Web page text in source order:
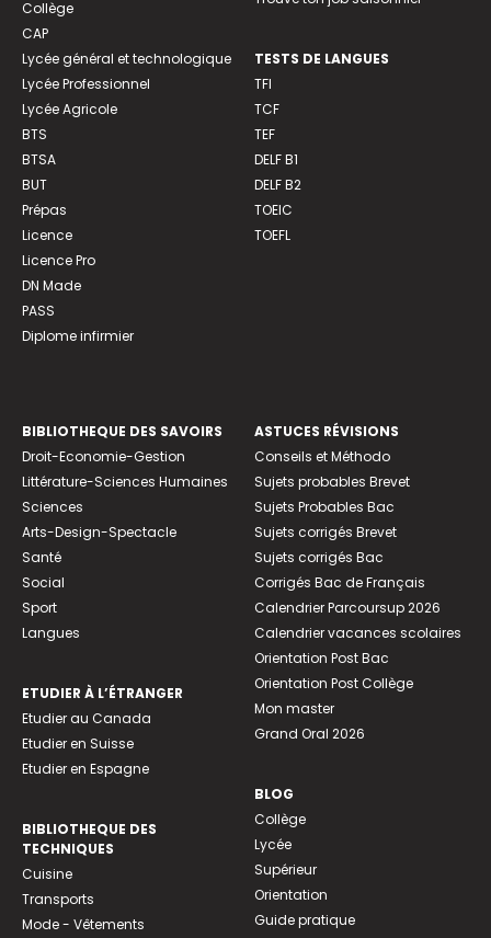
Collège
CAP
Lycée général et technologique
Lycée Professionnel
Lycée Agricole
BTS
BTSA
BUT
Prépas
Licence
Licence Pro
DN Made
PASS
Diplome infirmier
TESTS DE LANGUES
TFI
TCF
TEF
DELF B1
DELF B2
TOEIC
TOEFL
BIBLIOTHEQUE DES SAVOIRS
Droit-Economie-Gestion
Littérature-Sciences Humaines
Sciences
Arts-Design-Spectacle
Santé
Social
Sport
Langues
ETUDIER À L’ÉTRANGER
Etudier au Canada
Etudier en Suisse
Etudier en Espagne
BIBLIOTHEQUE DES
TECHNIQUES
Cuisine
Transports
Mode - Vêtements
ASTUCES RÉVISIONS
Conseils et Méthodo
Sujets probables Brevet
Sujets Probables Bac
Sujets corrigés Brevet
Sujets corrigés Bac
Corrigés Bac de Français
Calendrier Parcoursup 2026
Calendrier vacances scolaires
Orientation Post Bac
Orientation Post Collège
Mon master
Grand Oral 2026
BLOG
Collège
Lycée
Supérieur
Orientation
Guide pratique